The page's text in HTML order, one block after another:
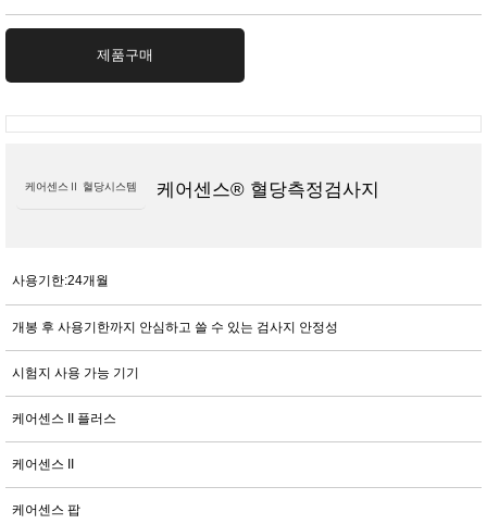
제품구매
케어센스Ⅱ 혈당시스템 케어센스® 혈당측정검사지
사용기한:24개월
개봉 후 사용기한까지 안심하고 쓸 수 있는 검사지 안정성
시험지 사용 가능 기기
케어센스 II 플러스
케어센스 II
케어센스 팝